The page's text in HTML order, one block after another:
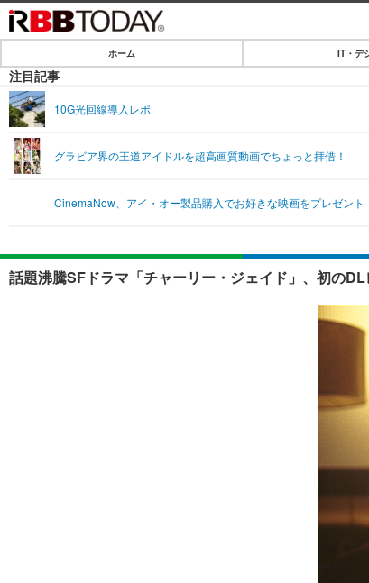
IT・デジタル
ショッピング
SPEED TEST
エンタメ
エンタメTOP
音楽
グラビア
ライフTOP
ペット
その他
リリース一覧
ホーム IT・デ
注目記事
10G光回線導入レポ
グラビア界の王道アイドルを超高画質動画でちょっと拝借！
CinemaNow、アイ・オー製品購入でお好きな映画をプレゼント
話題沸騰SFドラマ「チャーリー・ジェイド」、初の